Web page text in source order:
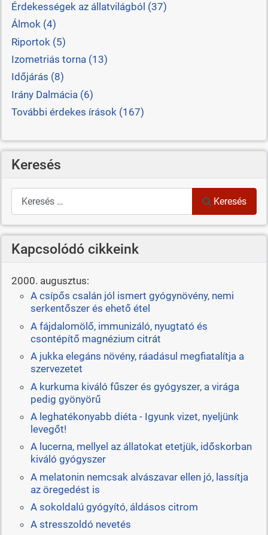
Érdekességek az állatvilágból (37)
Álmok (4)
Riportok (5)
Izometriás torna (13)
Időjárás (8)
Irány Dalmácia (6)
További érdekes írások (167)
Keresés
Keresés
Keresés
Kapcsolódó cikkeink
2000. augusztus:
A csípős csalán jól ismert gyógynövény, nemi
serkentőszer és ehető étel
A fájdalomölő, immunizáló, nyugtató és
csontépítő magnézium citrát
A jukka elegáns növény, ráadásul megfiatalítja a
szervezetet
A kurkuma kiváló fűszer és gyógyszer, a virága
pedig gyönyörű
A leghatékonyabb diéta - Igyunk vizet, nyeljünk
levegőt!
A lucerna, mellyel az állatokat etetjük, időskorban
kiváló gyógyszer
A melatonin nemcsak alvászavar ellen jó, lassítja
az öregedést is
A sokoldalú gyógyító, áldásos citrom
A stresszoldó nevetés